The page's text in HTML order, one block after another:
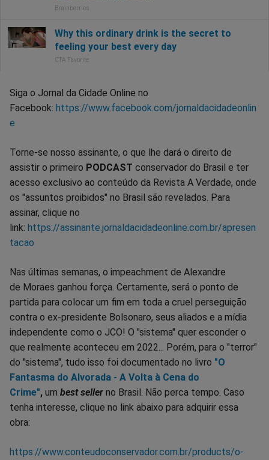
Siga o Jornal da Cidade Online no
Facebook: https://www.facebook.com/jornaldacidadeonlin
e
Torne-se nosso assinante, o que lhe dará o direito de
assistir o primeiro PODCAST conservador do Brasil e ter
acesso exclusivo ao conteúdo da Revista A Verdade, onde
os "assuntos proibidos" no Brasil são revelados. Para
assinar, clique no
link: https://assinante.jornaldacidadeonline.com.br/apresen
tacao
Nas últimas semanas, o impeachment de Alexandre
de Moraes ganhou força. Certamente, será o ponto de
partida para colocar um fim em toda a cruel perseguição
contra o ex-presidente Bolsonaro, seus aliados e a mídia
independente como o JCO! O "sistema" quer esconder o
que realmente aconteceu em 2022... Porém, para o "terror"
do "sistema", tudo isso foi documentado no livro "O
Fantasma do Alvorada - A Volta à Cena do
Crime", um best seller no Brasil. Não perca tempo. Caso
tenha interesse, clique no link abaixo para adquirir essa
obra:
https://www.conteudoconservador.com.br/products/o-